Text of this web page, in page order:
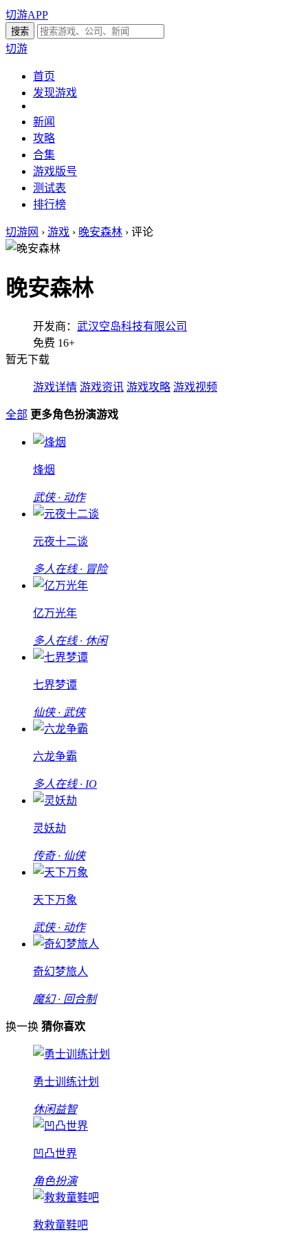
切游APP
切游
首页
发现游戏
新闻
攻略
合集
游戏版号
测试表
排行榜
切游网 › 游戏 › 晚安森林 › 评论
晚安森林
开发商： 武汉空岛科技有限公司
免费 16+
暂无下载
游戏详情 游戏资讯 游戏攻略 游戏视频
全部 更多角色扮演游戏
烽烟
武侠 · 动作
元夜十二谈
多人在线 · 冒险
亿万光年
多人在线 · 休闲
七界梦谭
仙侠 · 武侠
六龙争霸
多人在线 · IO
灵妖劫
传奇 · 仙侠
天下万象
武侠 · 动作
奇幻梦旅人
魔幻 · 回合制
换一换 猜你喜欢
勇士训练计划
休闲益智
凹凸世界
角色扮演
救救童鞋吧